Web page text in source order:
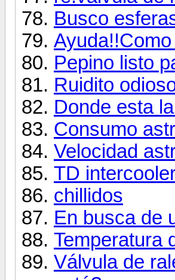
Busco
Pepino listo
Ruidito
Donde esta
Consumo
Velocidad
TD
chillidos
En busca de
Temperatura
Válvula de